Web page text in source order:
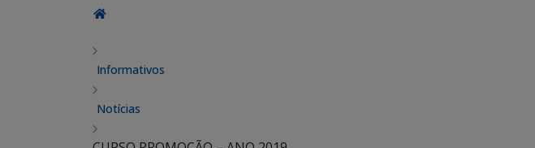
Informativos
Notícias